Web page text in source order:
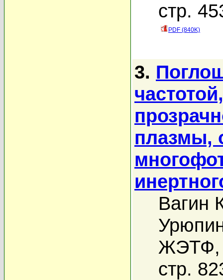
стр.
PDF (840K)
3.
плазмы,
Вагин
ЖЭТФ,
стр.